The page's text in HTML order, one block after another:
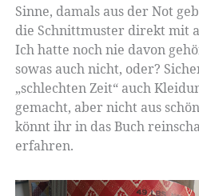
Sinne, damals aus der Not
die Schnittmuster direkt mit
Ich hatte noch nie davon
sowas auch nicht, oder?
„schlechten Zeit“ auch
gemacht, aber nicht aus
könnt ihr in das Buch
erfahren.